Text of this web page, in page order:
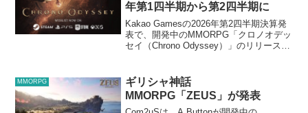
年第1四半期から第2四半期に
Kakao Gamesの2026年第2四半期決算発
表で、開発中のMMORPG「クロノオデッ
セイ（Chrono Odyssey）」のリリース時
オデッセイは2025年...
MMORPG
ギリシャ神話
MMORPG「ZEUS」が発表